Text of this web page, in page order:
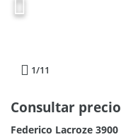
1/11
Consultar precio
Federico Lacroze 3900